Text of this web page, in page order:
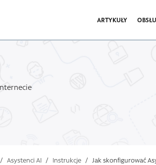
ARTYKUŁY
/ Asystenci AI / Instrukcje / Jak skonfigurować